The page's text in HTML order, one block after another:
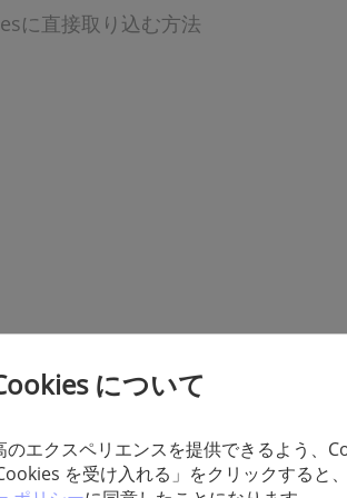
に直接取り込む方法
について
のエクスペリエンスを提供できるよう、
を受け入れる」をクリックすると